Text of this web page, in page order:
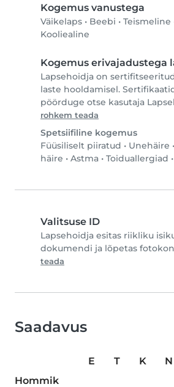
Kogemus vanustega
Väikelaps • Beebi • Teismeline
Kooliealine
Kogemus erivajadustega
Lapsehoidja on
laste hooldamisel.
pöörduge otse kasutaja
rohkem teada
Spetsiifiline kogemus
Füüsiliselt piiratud • Unehäire •
häire • Astma • Toiduallergiad •
Valitsuse ID
Lapsehoidja esitas riikliku
dokumendi ja lõpetas
teada
Saadavus
E T K N
Hommik